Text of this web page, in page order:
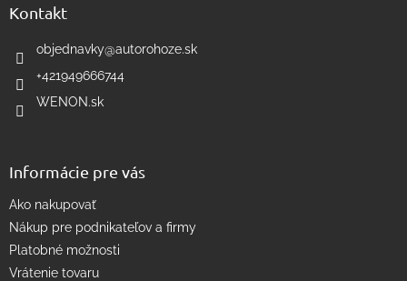
Kontakt
objednavky@autorohoze.sk
+421949666744
WENON.sk
Informácie pre vás
Ako nakupovať
Nákup pre podnikateľov a firmy
Platobné možnosti
Vrátenie tovaru